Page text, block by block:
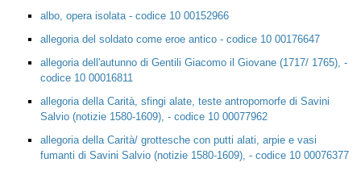
albo, opera isolata - codice 10 00152966
allegoria del soldato come eroe antico - codice 10 00176647
allegoria dell'autunno di Gentili Giacomo il Giovane (1717/ 1765), -
codice 10 00016811
allegoria della Carità, sfingi alate, teste antropomorfe di Savini
Salvio (notizie 1580-1609), - codice 10 00077962
allegoria della Carità/ grottesche con putti alati, arpie e vasi
fumanti di Savini Salvio (notizie 1580-1609), - codice 10 00076377